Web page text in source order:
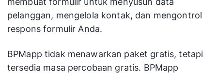
pelanggan, mengelola kontak, dan mengontrol
respons formulir Anda.
BPMapp tidak menawarkan paket gratis, tetapi
tersedia masa percobaan gratis. BPMapp